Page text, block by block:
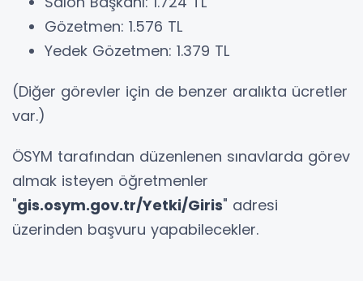
Gözetmen: 1.576 TL
Yedek Gözetmen: 1.379 TL
(Diğer görevler için de benzer aralıkta ücretler
var.)
ÖSYM tarafından düzenlenen sınavlarda görev
almak isteyen öğretmenler
"gis.osym.gov.tr/Yetki/Giris" adresi
üzerinden başvuru yapabilecekler.